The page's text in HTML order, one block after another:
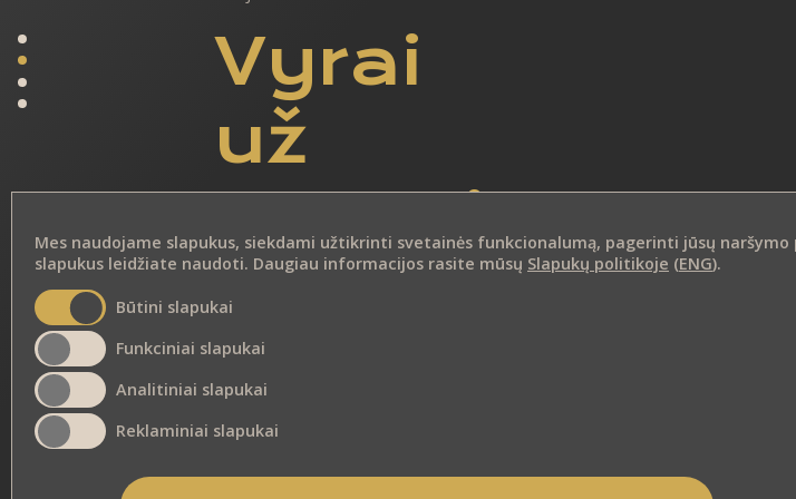
Vyrai
už
moteris
Mes naudojame slapukus, siekdami užtikrinti svetainės funkcionalumą, pagerinti jūsų
slapukus leidžiate naudoti. Daugiau informacijos rasite mūsų Slapukų politikoje (ENG).
Būtini slapukai
Funkciniai slapukai
Analitiniai slapukai
Reklaminiai slapukai